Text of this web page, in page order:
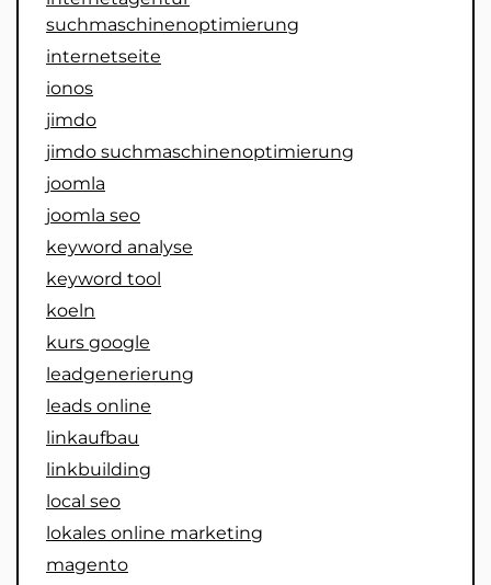
suchmaschinenoptimierung
internetseite
ionos
jimdo
jimdo suchmaschinenoptimierung
joomla
joomla seo
keyword analyse
keyword tool
koeln
kurs google
leadgenerierung
leads online
linkaufbau
linkbuilding
local seo
lokales online marketing
magento